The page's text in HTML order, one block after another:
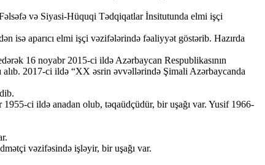
və Siyasi-Hüquqi Tədqiqatlar İnsitutunda elmi işçi
isə aparıcı elmi işçi vəzifələrində fəaliyyət göstərib. Hazırda
16 noyabr 2015-ci ildə Azərbaycan Respublikasının
2017-ci ildə “XX əsrin əvvəllərində Şimali Azərbaycanda
ci ildə anadan olub, təqaüdçüdür, bir uşağı var. Yusif 1966-
vəzifəsində işləyir, bir uşağı var.